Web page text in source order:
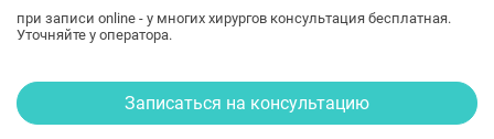
при записи online - у многих хирургов консультация бесплатная.
Уточняйте у оператора.
Записаться на консультацию